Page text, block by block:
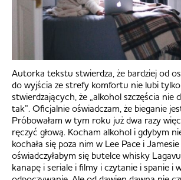
Autorka tekstu stwierdza, że bardziej od
do wyjścia ze strefy komfortu nie lubi
stwierdzających, że „alkohol szczęścia nie
tak”. Oficjalnie oświadczam, że bieganie
Próbowałam w tym roku już dwa razy
ręczyć głową. Kocham alkohol i gdybym
kochała się poza nim w Lee Pace i
oświadczyłabym się butelce whisky
kanapę i seriale i filmy i czytanie i spanie i